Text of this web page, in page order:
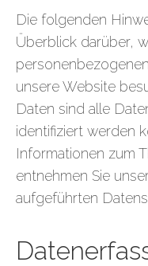
Die folgenden
Überblick darüber,
unsere Website
Daten sind alle
identifiziert werden
Informationen zum
entnehmen Sie
aufgeführten